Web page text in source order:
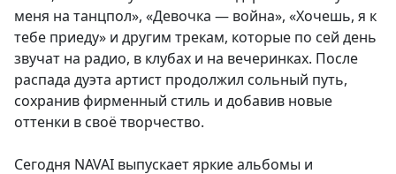
меня на танцпол», «Девочка — война», «Хочешь, я к
тебе приеду» и другим трекам, которые по сей день
звучат на радио, в клубах и на вечеринках. После
распада дуэта артист продолжил сольный путь,
сохранив фирменный стиль и добавив новые
оттенки в своё творчество.
Сегодня NAVAI выпускает яркие альбомы и